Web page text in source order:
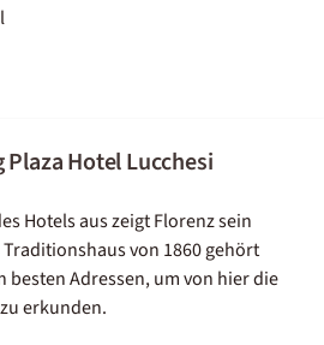
Hotel Lucchesi
Hotels aus zeigt Florenz sein
von 1860 gehört
besten Adressen, um von hier die
erkunden.